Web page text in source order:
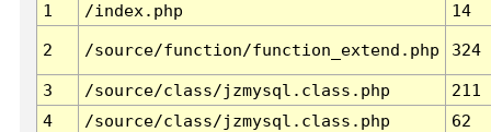
1
/index.php 14
2 /source/function/function_extend.php 324
3 /source/class/jzmysql.class.php
211
4
/source/class/jzmysql.class.php
62